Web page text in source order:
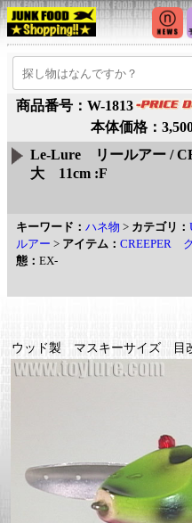
商品番号：W-1813
本体価格：
Le-Lure リールアー /
大 11cm :F
キーワード： ハネ物 > カテゴリ：
ルアー > アイテム： CREEPER
態： EX-
ウッド製 マスキーサイズ 目